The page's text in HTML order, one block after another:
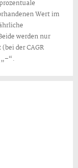
Wert im
werden nur
der CAGR